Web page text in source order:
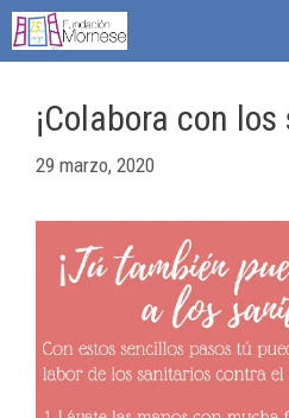
¡Colabora con
29 marzo, 2020